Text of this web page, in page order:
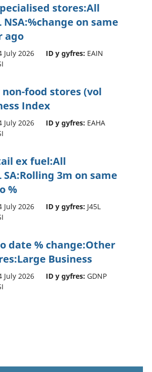
stores:All
NSA:%change on same
ago
July 2026 ID y gyfres: EAIN
non-food stores (vol
Index
July 2026 ID y gyfres: EAHA
ex fuel:All
SA:Rolling 3m on same
%
July 2026 ID y gyfres: J45L
date % change:Other
Business
July 2026 ID y gyfres: GDNP